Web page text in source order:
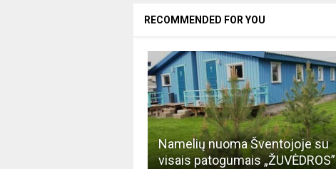
RECOMMENDED FOR YOU
Namelių nuoma Šventojoje su
visais patogumais „ŽUVĖDROS”